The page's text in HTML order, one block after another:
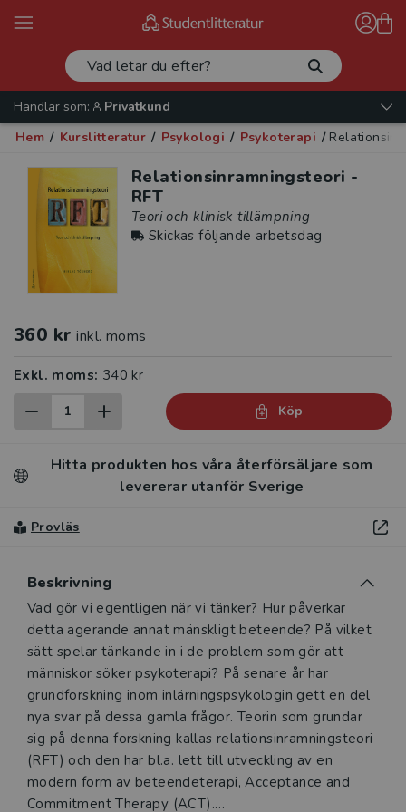
Handlar som:
Privatkund
Hem / Kurslitteratur / Psykologi / Psykoterapi /
Relationsinramningsteori -
RFT
Teori och klinisk tillämpning
Skickas följande arbetsdag
360 kr inkl. moms
Exkl. moms: 340 kr
Köp
Hitta produkten hos våra återförsäljare som
levererar utanför Sverige
Provläs
Beskrivning
Beskrivning
Vad gör vi egentligen när vi tänker? Hur påverkar
detta agerande annat mänskligt beteende? På vilket
sätt spelar tänkande in i de problem som gör att
människor söker psykoterapi? På senare år har
grundforskning inom inlärningspsykologin gett en del
nya svar på dessa gamla frågor. Teorin som grundar
sig på denna forskning kallas relationsinramningsteori
(RFT) och den har bl.a. lett till utveckling av en
modern form av beteendeterapi, Acceptance and
Commitment Therapy (ACT).